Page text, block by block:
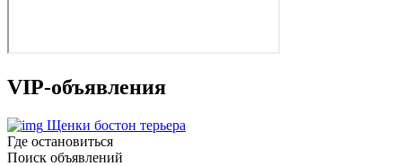
VIP-объявления
Щенки бостон терьера
Где остановиться
Поиск объявлений